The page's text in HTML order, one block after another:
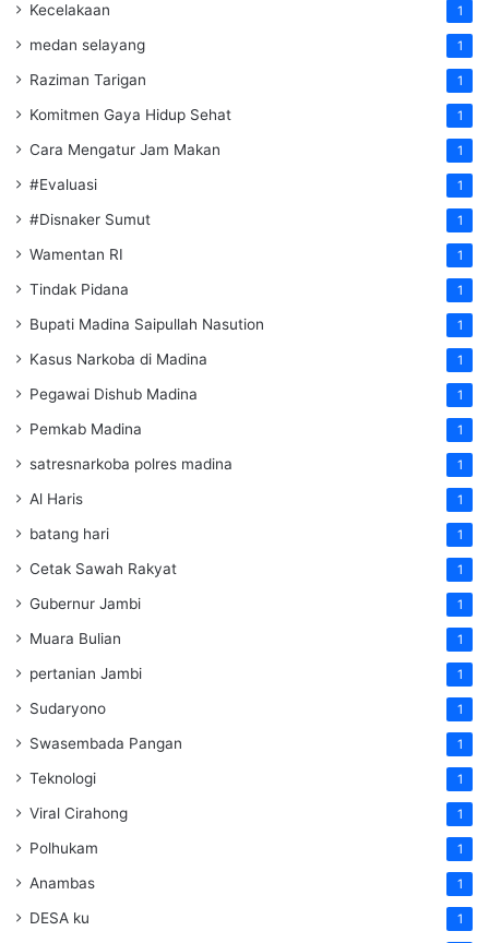
Kecelakaan 1
medan selayang 1
Raziman Tarigan 1
Komitmen Gaya Hidup Sehat 1
Cara Mengatur Jam Makan 1
#Evaluasi 1
#Disnaker Sumut 1
Wamentan RI 1
Tindak Pidana 1
Bupati Madina Saipullah Nasution 1
Kasus Narkoba di Madina 1
Pegawai Dishub Madina 1
Pemkab Madina 1
satresnarkoba polres madina 1
Al Haris 1
batang hari 1
Cetak Sawah Rakyat 1
Gubernur Jambi 1
Muara Bulian 1
pertanian Jambi 1
Sudaryono 1
Swasembada Pangan 1
Teknologi 1
Viral Cirahong 1
Polhukam 1
Anambas 1
DESA ku 1